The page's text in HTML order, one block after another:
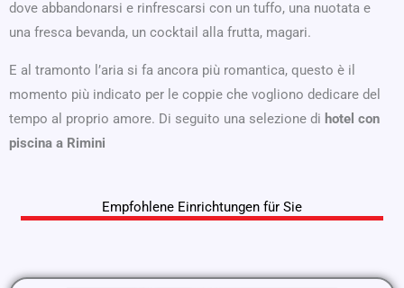
dove abbandonarsi e rinfrescarsi con un tuffo, una nuotata e
una fresca bevanda, un cocktail alla frutta, magari.
E al tramonto l’aria si fa ancora più romantica, questo è il
momento più indicato per le coppie che vogliono dedicare del
tempo al proprio amore. Di seguito una selezione di hotel con
piscina a Rimini
Empfohlene Einrichtungen für Sie